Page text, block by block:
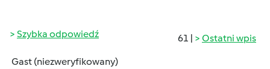
61 | Ostatni wpis
Szybka odpowiedź
Gast (niezweryfikowany)